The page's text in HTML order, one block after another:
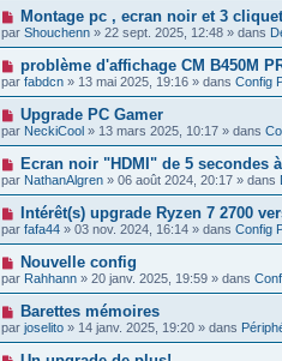
es
a
g
e
m
e
s
a
g
e
v
e
a
u
m
e
s
s
a
g
e
N
o
u
a
u
m
e
s
s
a
g
e
Montage pc , ecran noir et 3
par Shouchenn » 22 sept. 2025, 12:48 » dans
N
o
u
v
e
a
u
m
e
s
s
a
g
e
problème d'affichage CM B450M
par fabdcn » 13 mai 2025, 19:16 » dans Config
N
o
u
v
e
a
u
m
e
s
s
a
g
e
Upgrade PC Gamer
par NeckiCool » 13 mars 2025, 10:17 » dans
N
o
u
v
e
a
u
m
e
s
s
a
g
e
Ecran noir "HDMI" de 5 secondes
par NathanAlgren » 06 août 2024, 20:17 » dans
N
o
u
v
e
a
u
m
e
s
s
Intérêt(s) upgrade Ryzen 7 2700
par fafa44 » 03 nov. 2024, 16:14 » dans Config
N
o
u
v
e
a
u
Nouvelle config
par Rahhann » 20 janv. 2025, 19:59 » dans
N
o
u
v
Barettes mémoires
par joselito » 14 janv. 2025, 19:20 » dans
N